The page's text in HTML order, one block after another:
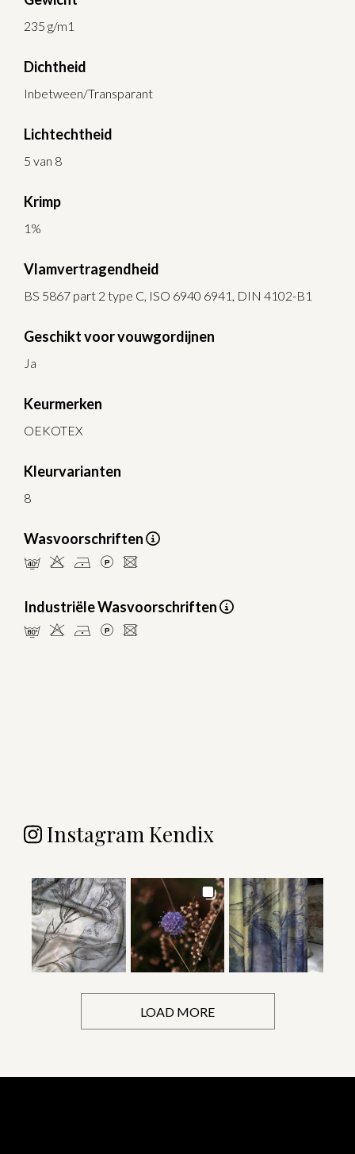
235 g/m1
Dichtheid
Inbetween/Transparant
Lichtechtheid
5 van 8
Krimp
1%
Vlamvertragendheid
BS 5867 part 2 type C, ISO 6940 6941, DIN 4102-B1
Geschikt voor vouwgordijnen
Ja
Keurmerken
OEKOTEX
Kleurvarianten
8
Wasvoorschriften
nHDLU
Industriële Wasvoorschriften
pHDLU
Instagram Kendix
LOAD MORE